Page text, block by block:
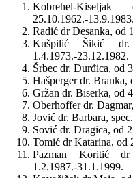
Kobrehel-Kiseljak
25.10.1962.-13.9.1983.
Radić dr Desanka, od
Kušpilić Šikić dr.
1.4.1973.-23.12.1982.
Šrbec dr. Ðurđica, od
Hašperger dr. Branka,
Gržan dr. Biserka, od
Oberhoffer dr.
Jović dr. Barbara,
Sović dr. Dragica, od
Tomić dr Katarina, od
Pazman Koritić
1.2.1987.-31.1.1999.